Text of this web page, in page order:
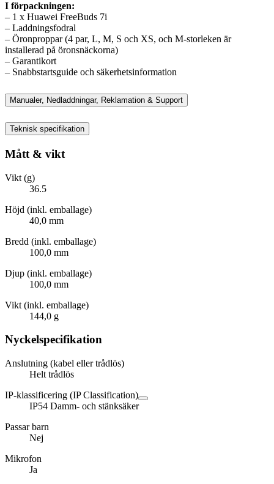
I förpackningen:
– 1 x Huawei FreeBuds 7i
– Laddningsfodral
– Öronproppar (4 par, L, M, S och XS, och M-storleken är
installerad på öronsnäckorna)
– Garantikort
– Snabbstartsguide och säkerhetsinformation
Manualer, Nedladdningar, Reklamation & Support
Teknisk specifikation
Mått & vikt
Vikt (g)
36.5
Höjd (inkl. emballage)
40,0 mm
Bredd (inkl. emballage)
100,0 mm
Djup (inkl. emballage)
100,0 mm
Vikt (inkl. emballage)
144,0 g
Nyckelspecifikation
Anslutning (kabel eller trådlös)
Helt trådlös
IP-klassificering (IP Classification)
IP54 Damm- och stänksäker
Passar barn
Nej
Mikrofon
Ja